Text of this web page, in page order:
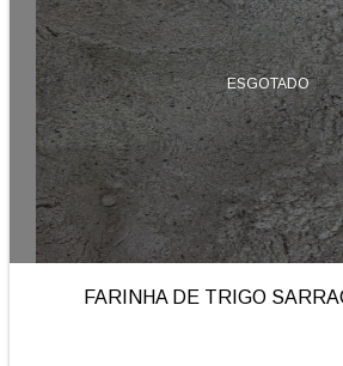
ESGOTADO
FARINHA DE TRIGO